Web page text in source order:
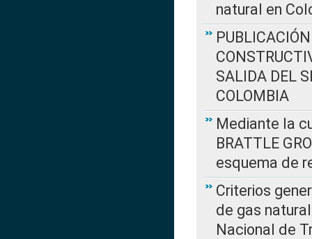
natural en
SALIDA DEL
COLOMBIA
Mediante la
BRATTLE
esquema de
Criterios
de gas
Nacional de